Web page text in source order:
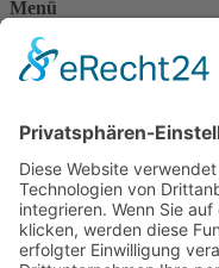
Menü
Home
Kontakt
Impressum
Anschrift
BSI Vertriebs GmbH
Donaustraße 2A